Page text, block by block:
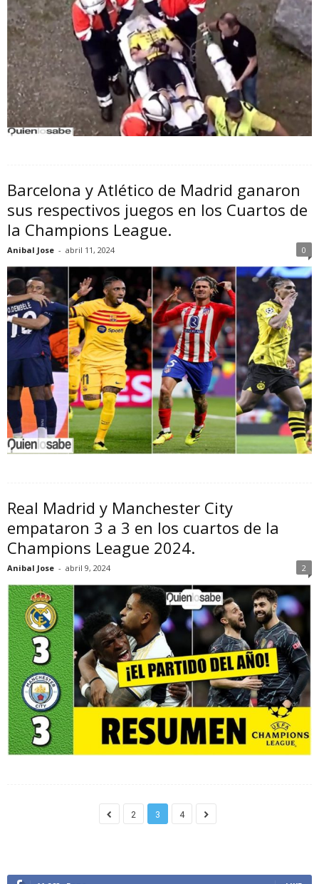
Barcelona y Atlético de Madrid ganaron
sus respectivos juegos en los Cuartos de
la Champions League.
Anibal Jose - abril 11, 2024 0
Real Madrid y Manchester City
empataron 3 a 3 en los cuartos de la
Champions League 2024.
Anibal Jose - abril 9, 2024 2
2 3 4